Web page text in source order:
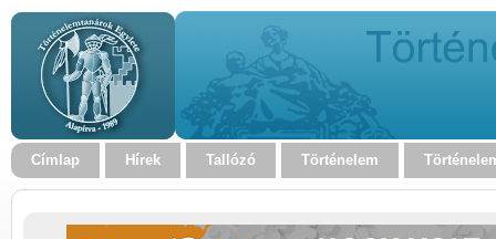
Címlap Hírek Tallózó Történelem